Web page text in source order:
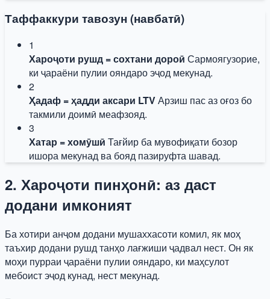
Таффаккури тавозун (навбатӣ)
1
Хароҷоти рушд = сохтани дороӣ Сармоягузорие,
ки ҷараёни пулии ояндаро эҷод мекунад.
2
Ҳадаф = ҳадди аксари LTVАрзиш пас аз оғоз бо
такмили доимӣ меафзояд.
3
Хатар = хомӯшӣ Тағйир ба мувофиқати бозор
ишора мекунад ва бояд пазируфта шавад.
2. Хароҷоти пинҳонӣ: аз даст
додани имконият
Ба хотири анҷом додани мушаххасоти комил, як моҳ
таъхир додани рушд танҳо лағжиши ҷадвал нест. Он як
моҳи пурраи ҷараёни пулии ояндаро, ки маҳсулот
мебоист эҷод кунад, нест мекунад.